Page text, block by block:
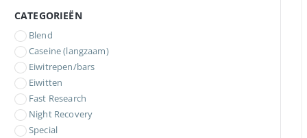
CATEGORIEËN
Blend
Caseine (langzaam)
Eiwitrepen/bars
Eiwitten
Fast Research
Night Recovery
Special